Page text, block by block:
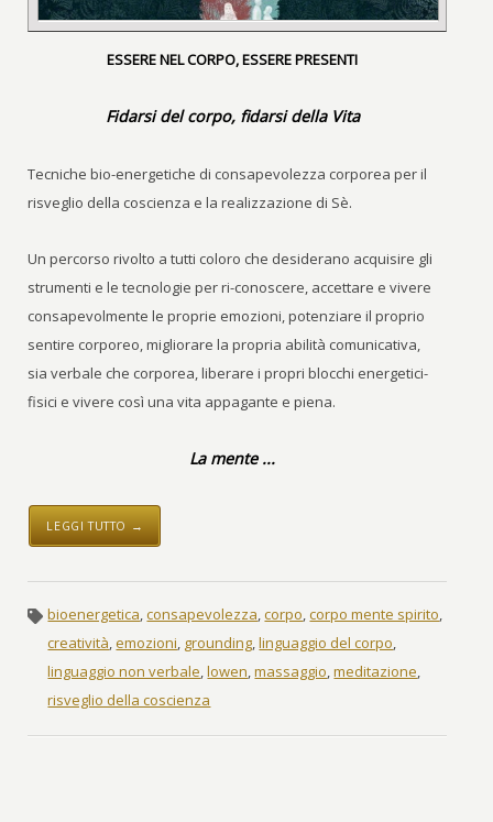
ESSERE NEL CORPO, ESSERE PRESENTI
Fidarsi del corpo, fidarsi della Vita
Tecniche bio-energetiche di consapevolezza corporea per il
risveglio della coscienza e la realizzazione di Sè.
Un percorso rivolto a tutti coloro che desiderano acquisire gli
strumenti e le tecnologie per ri-conoscere, accettare e vivere
consapevolmente le proprie emozioni, potenziare il proprio
sentire corporeo, migliorare la propria abilità comunicativa,
sia verbale che corporea, liberare i propri blocchi energetici-
fisici e vivere così una vita appagante e piena.
La mente ...
LEGGI TUTTO →
bioenergetica,consapevolezza,corpo,corpo mente spirito,
creatività,emozioni, grounding,linguaggio del corpo,
linguaggio non verbale,lowen,massaggio,meditazione,
risveglio della coscienza